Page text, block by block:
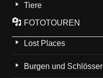
Tiere
FOTOTOUREN
Lost Places
Burgen und Schlösser